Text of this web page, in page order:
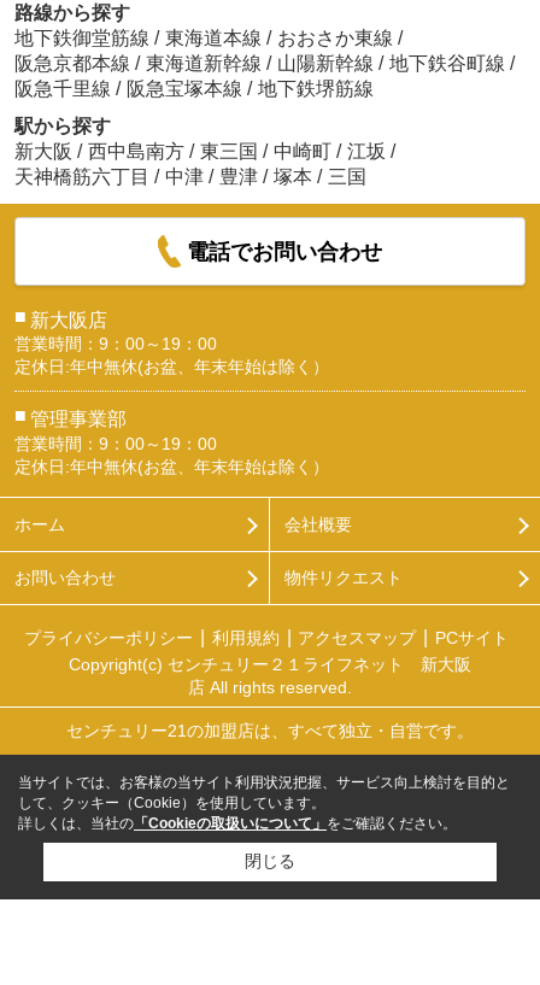
路線から探す
地下鉄御堂筋線 / 東海道本線 / おおさか東線 /
阪急京都本線 / 東海道新幹線 / 山陽新幹線 / 地下鉄谷町線 /
阪急千里線 / 阪急宝塚本線 / 地下鉄堺筋線
駅から探す
新大阪 / 西中島南方 / 東三国 / 中崎町 / 江坂 /
天神橋筋六丁目 / 中津 / 豊津 / 塚本 / 三国
電話でお問い合わせ
■ 新大阪店
営業時間：9：00～19：00
定休日:年中無休(お盆、年末年始は除く）
■ 管理事業部
営業時間：9：00～19：00
定休日:年中無休(お盆、年末年始は除く）
ホーム 会社概要
お問い合わせ 物件リクエスト
プライバシーポリシー 利用規約 アクセスマップ
PCサイト
Copyright(c) センチュリー２１ライフネット 新大阪
店 All rights reserved.
センチュリー21の加盟店は、すべて独立・自営です。
当サイトでは、お客様の当サイト利用状況把握、サービス向上検討を目的と
して、クッキー（Cookie）を使用しています。
詳しくは、当社の 「Cookieの取扱いについて」 をご確認ください。
閉じる